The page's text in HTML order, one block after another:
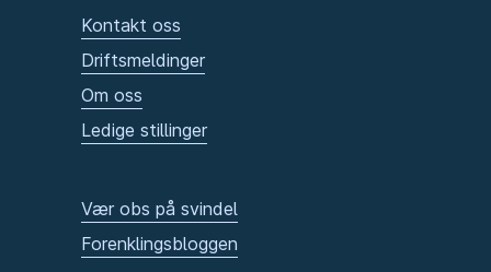
Kontakt oss
Driftsmeldinger
Om oss
Ledige stillinger
Vær obs på svindel
Forenklingsbloggen